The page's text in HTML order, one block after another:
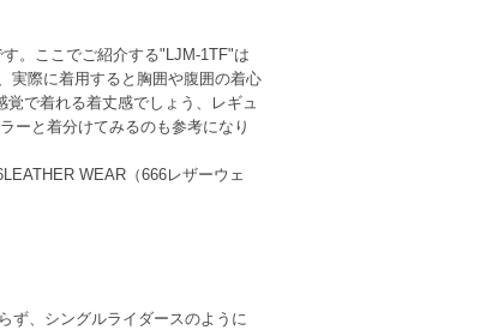
。ここでご紹介する"LJM-1TF"は
実際に着用すると胸囲や腹囲の着心
で着れる着丈感でしょう、レギュ
ーと着分けてみるのも参考になり
WEAR（666レザーウェ
ず、シングルライダースのように